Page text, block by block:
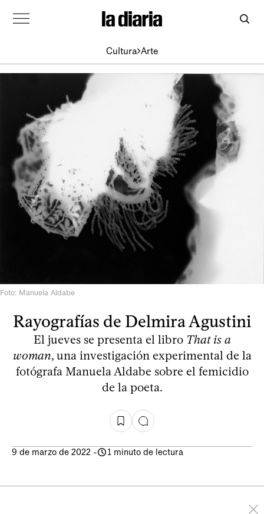
Cultura Arte
Foto: Manuela Aldabe
Rayografías de Delmira Agustini
El jueves se presenta el libro That is a
woman, una investigación experimental de la
fotógrafa Manuela Aldabe sobre el femicidio
de la poeta.
9 de marzo de 2022 - 1 minuto de lectura